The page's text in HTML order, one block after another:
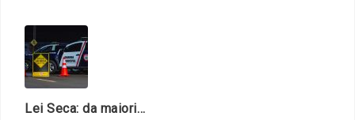
Lei Seca: da maioridade à maturidade